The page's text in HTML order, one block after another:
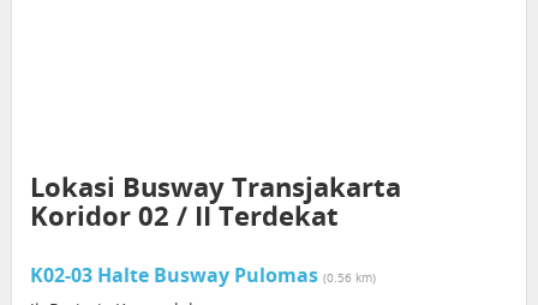
Lokasi Busway Transjakarta
Koridor 02 / II Terdekat
K02-03 Halte Busway Pulomas (0.56 km)